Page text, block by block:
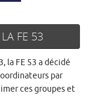
FE 53
la FE 53 a décidé
par
ces groupes et